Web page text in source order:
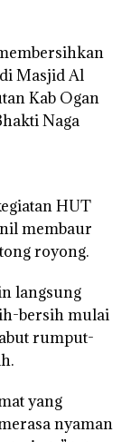
Masjid Al
Kab Ogan
Naga
HUT
membaur
royong.
langsung
bersih mulai
rumput-
yang
nyaman